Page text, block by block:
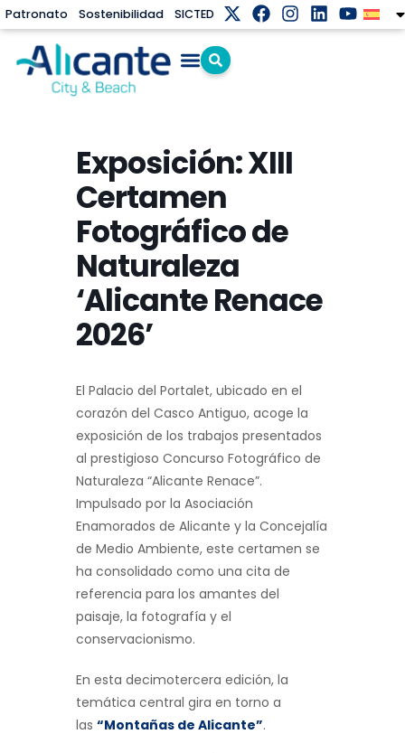
Patronato Sostenibilidad SICTED
Exposición: XIII
Certamen
Fotográfico de
Naturaleza
‘Alicante Renace
2026’
El Palacio del Portalet, ubicado en el
corazón del Casco Antiguo, acoge la
exposición de los trabajos presentados
al prestigioso Concurso Fotográfico de
Naturaleza “Alicante Renace”.
Impulsado por la Asociación
Enamorados de Alicante y la Concejalía
de Medio Ambiente, este certamen se
ha consolidado como una cita de
referencia para los amantes del
paisaje, la fotografía y el
conservacionismo.
En esta decimotercera edición, la
temática central gira en torno a
las “Montañas de Alicante”.